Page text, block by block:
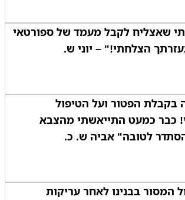
שאצליח לקבל מעמד של ספורטאי
הצלחתי!" – יוני ש.
בקבלת הפטור ועל הטיפול
כבר כמעט התייאשתי מהצבא
לטובה" אביה ש. כ.
המסור בבנינו לאחר עריקות